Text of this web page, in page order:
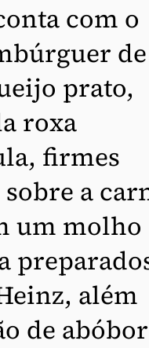
com o
de
prato,
roxa
firmes
a
um molho
além
de